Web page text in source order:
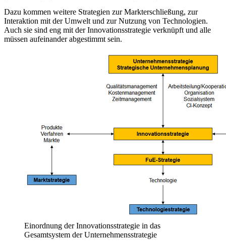
Dazu kommen weitere Strategien zur Markterschließung, zur
Interaktion mit der Umwelt und zur Nutzung von Technologien.
Auch sie sind eng mit der Innovationsstrategie verknüpft und alle
müssen aufeinander abgestimmt sein.
Einordnung der Innovationsstrategie in das
Gesamtsystem der Unternehmensstrategie